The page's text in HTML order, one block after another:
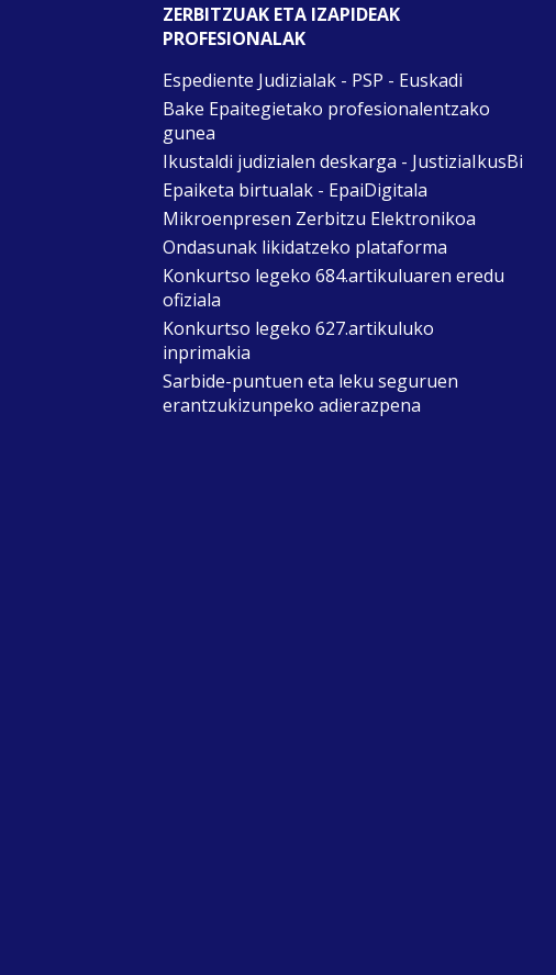
ZERBITZUAK ETA IZAPIDEAK
PROFESIONALAK
Espediente Judizialak - PSP - Euskadi
Bake Epaitegietako profesionalentzako
gunea
Ikustaldi judizialen deskarga - JustiziaIkusBi
Epaiketa birtualak - EpaiDigitala
Mikroenpresen Zerbitzu Elektronikoa
Ondasunak likidatzeko plataforma
Konkurtso legeko 684.artikuluaren eredu
ofiziala
Konkurtso legeko 627.artikuluko
inprimakia
Sarbide-puntuen eta leku seguruen
erantzukizunpeko adierazpena